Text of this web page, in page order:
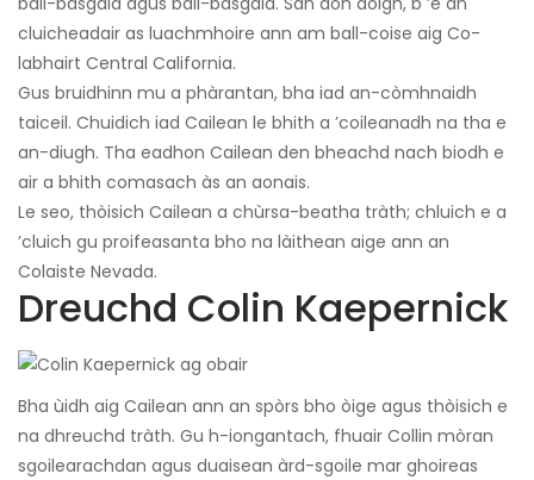
cluicheadair as luachmhoire ann am ball-coise aig Co-
labhairt Central California.
Gus bruidhinn mu a phàrantan, bha iad an-còmhnaidh
taiceil. Chuidich iad Cailean le bhith a ’coileanadh na tha e
an-diugh. Tha eadhon Cailean den bheachd nach biodh e
air a bhith comasach às an aonais.
Le seo, thòisich Cailean a chùrsa-beatha tràth; chluich e a
’cluich gu proifeasanta bho na làithean aige ann an
Colaiste Nevada.
Dreuchd Colin Kaepernick
Bha ùidh aig Cailean ann an spòrs bho òige agus thòisich e
na dhreuchd tràth. Gu h-iongantach, fhuair Collin mòran
sgoilearachdan agus duaisean àrd-sgoile mar ghoireas